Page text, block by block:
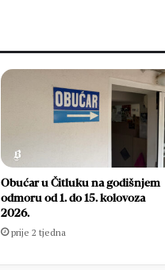
Obućar u Čitluku na godišnjem
odmoru od 1. do 15. kolovoza
2026.
prije 2 tjedna